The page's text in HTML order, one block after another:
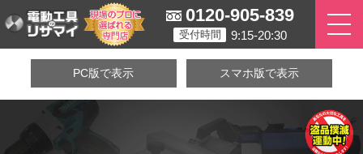
0120-905-839
受付時間 9:15-20:30
PC版で表示 スマホ版で表示